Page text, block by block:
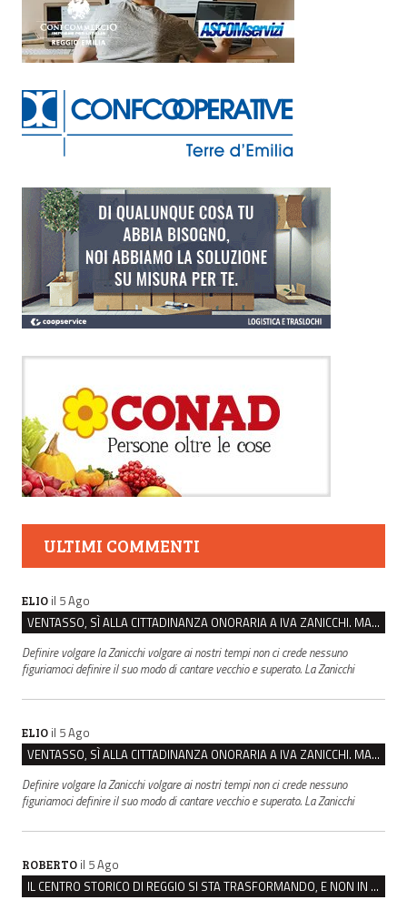
ULTIMI COMMENTI
ELIO il 5 Ago
VENTASSO, SÌ ALLA CITTADINANZA ONORARIA A IVA ZANICCHI. MA BARGIACCHI: “È DI PESSIMO GUSTO”
Definire volgare la Zanicchi volgare ai nostri tempi non ci crede nessuno
figuriamoci definire il suo modo di cantare vecchio e superato. La Zanicchi
ELIO il 5 Ago
VENTASSO, SÌ ALLA CITTADINANZA ONORARIA A IVA ZANICCHI. MA BARGIACCHI: “È DI PESSIMO GUSTO”
Definire volgare la Zanicchi volgare ai nostri tempi non ci crede nessuno
figuriamoci definire il suo modo di cantare vecchio e superato. La Zanicchi
ROBERTO il 5 Ago
IL CENTRO STORICO DI REGGIO SI STA TRASFORMANDO, E NON IN MEGLIO